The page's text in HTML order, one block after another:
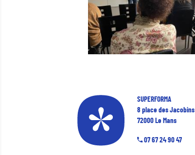
SUPERFORMA
8 place des Jacobins
72000 Le Mans
07 67 24 90 47